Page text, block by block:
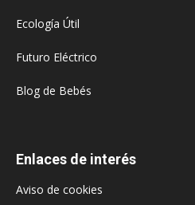
Ecología Útil
Futuro Eléctrico
Blog de Bebés
Enlaces de interés
Aviso de cookies